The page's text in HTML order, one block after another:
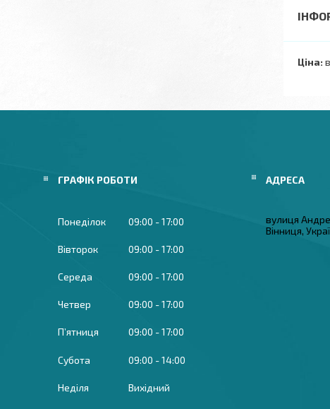
Ціна:
ГРАФІК РОБОТИ
Понеділок 09:00 17:00
Вівторок 09:00 17:00
Середа 09:00 17:00
Четвер 09:00 17:00
Пʼятниця 09:00 17:00
Субота 09:00 14:00
Неділя Вихідний
вулиця
Вінниця,